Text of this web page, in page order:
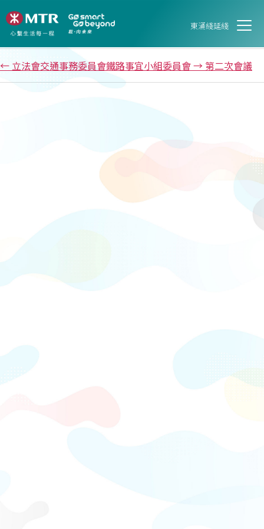
東涌綫延綫
第二次會議
文章發佈日期 26 7 月, 2023
← 立法會交通事務委員會鐵路事宜小組委員會→ 第二次會議